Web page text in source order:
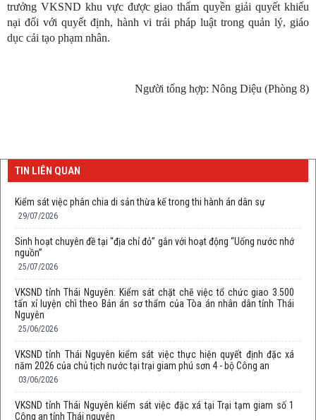
trưởng VKSND khu vực được giao thẩm quyền giải quyết khiếu
nại đối với quyết định, hành vi trái pháp luật trong quản lý, giáo
dục cải tạo phạm nhân.
Người tổng hợp: Nông Diệu (Phòng 8)
TIN LIÊN QUAN
Kiểm sát việc phân chia di sản thừa kế trong thi hành án dân sự
29/07/2026
Sinh hoạt chuyên đề tại “địa chỉ đỏ” gắn với hoạt động “Uống nước nhớ
nguồn”
25/07/2026
VKSND tỉnh Thái Nguyên: Kiểm sát chặt chẽ việc tổ chức giao 3.500
tấn xỉ luyện chì theo Bản án sơ thẩm của Tòa án nhân dân tỉnh Thái
Nguyên
25/06/2026
VKSND tỉnh Thái Nguyên kiểm sát việc thực hiện quyết định đặc xá
năm 2026 của chủ tịch nước tại trại giam phú sơn 4 - bộ Công an
03/06/2026
VKSND tỉnh Thái Nguyên kiểm sát việc đặc xá tại Trại tạm giam số 1
Công an tỉnh Thái nguyên